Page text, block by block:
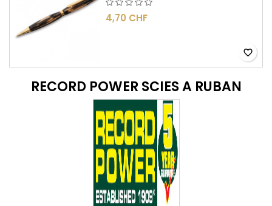
4,70 CHF
favorite_border
RECORD POWER SCIES A RUBAN